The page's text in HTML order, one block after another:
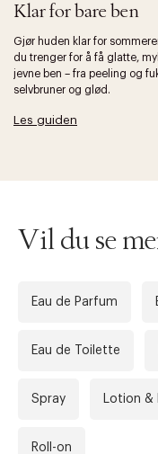
Klar for bare ben
Gjør huden klar for
du trenger for å få glatte,
jevne ben – fra peeling og
selvbruner og glød.
Les guiden
Vil du se
Eau de Parfum
Eau de Toilette
Spray Lotion &
Roll-on